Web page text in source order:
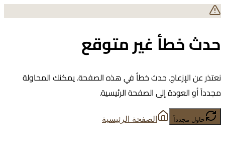
حدث خطأ غير متوقع
نعتذر عن الإزعاج. حدث خطأ في هذه الصفحة. يمكنك المحاولة
مجدداً أو العودة إلى الصفحة الرئيسية.
حاول مجدداً الصفحة الرئيسية